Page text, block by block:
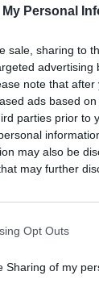
Personal
sale, sharing to
note that
ads based
parties prior to
may also be
may further
Opt Outs
Sharing of my
Karina